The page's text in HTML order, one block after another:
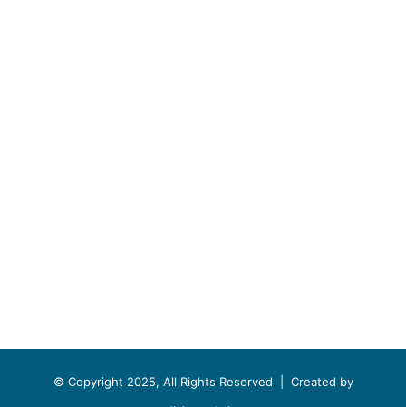
© Copyright 2025, All Rights Reserved | Created by